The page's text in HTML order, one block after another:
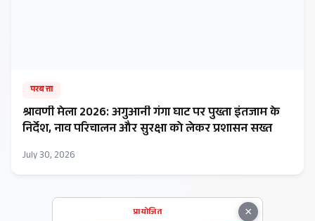
परबत्ता
​श्रावणी मेला 2026: अगुआनी गंगा घाट पर पुख्ता इंतजाम के
निर्देश, नाव परिचालन और सुरक्षा को लेकर प्रशासन सख्त
July 30, 2026
×
प्रायोजित